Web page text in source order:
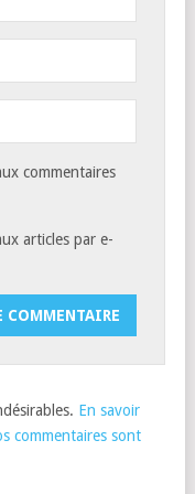
commentaires
articles par e-
En savoir
commentaires sont